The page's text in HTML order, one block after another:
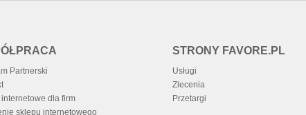
Partnerski
dla firm
sklepu internetowego
STRONY FAVORE.PL
Usługi
Zlecenia
Przetargi